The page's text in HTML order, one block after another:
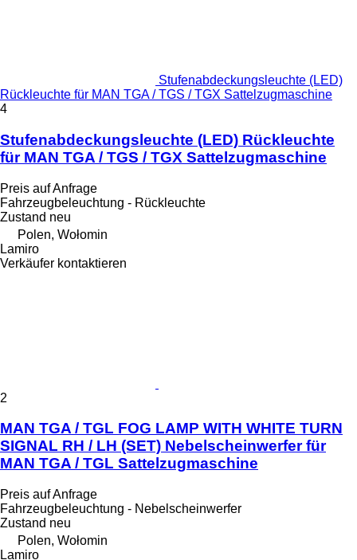
Stufenabdeckungsleuchte (LED)
Rückleuchte für MAN TGA / TGS / TGX Sattelzugmaschine
4
Stufenabdeckungsleuchte (LED) Rückleuchte
für MAN TGA / TGS / TGX Sattelzugmaschine
Preis auf Anfrage
Fahrzeugbeleuchtung - Rückleuchte
Zustand neu
Polen, Wołomin
Lamiro
Verkäufer kontaktieren
2
MAN TGA / TGL FOG LAMP WITH WHITE TURN
SIGNAL RH / LH (SET) Nebelscheinwerfer für
MAN TGA / TGL Sattelzugmaschine
Preis auf Anfrage
Fahrzeugbeleuchtung - Nebelscheinwerfer
Zustand neu
Polen, Wołomin
Lamiro